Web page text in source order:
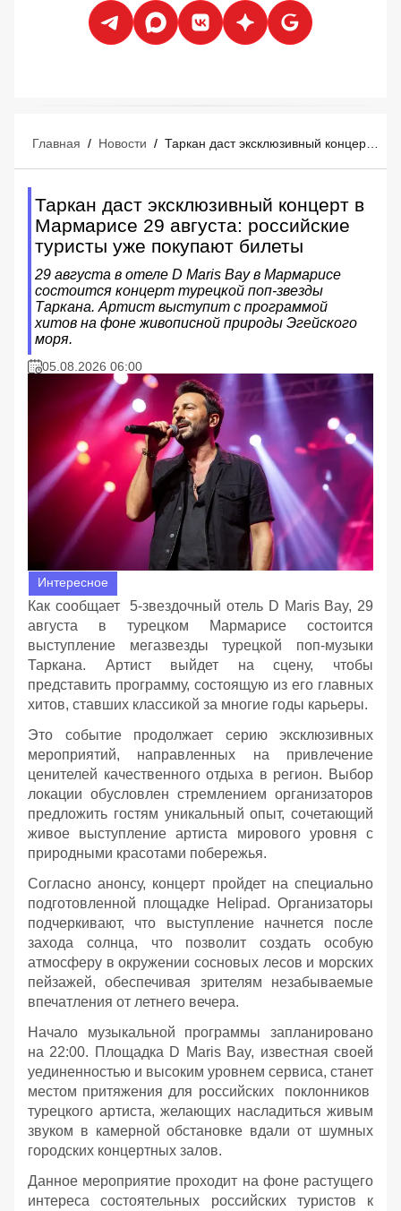
Главная / Новости /
Таркан даст эксклюзивный концерт в
Мармарисе 29 августа: российские
туристы уже покупают билеты
29 августа в отеле D Maris Bay в Мармарисе
состоится концерт турецкой поп-звезды
Таркана. Артист выступит с программой
хитов на фоне живописной природы Эгейского
моря.
05.08.2026 06:00
Интересное
Как сообщает 5-звездочный отель D Maris Bay, 29
августа в турецком Мармарисе состоится
выступление мегазвезды турецкой поп-музыки
Таркана. Артист выйдет на сцену, чтобы
представить программу, состоящую из его главных
хитов, ставших классикой за многие годы карьеры.
Это событие продолжает серию эксклюзивных
мероприятий, направленных на привлечение
ценителей качественного отдыха в регион. Выбор
локации обусловлен стремлением организаторов
предложить гостям уникальный опыт, сочетающий
живое выступление артиста мирового уровня с
природными красотами побережья.
Согласно анонсу, концерт пройдет на специально
подготовленной площадке Helipad. Организаторы
подчеркивают, что выступление начнется после
захода солнца, что позволит создать особую
атмосферу в окружении сосновых лесов и морских
пейзажей, обеспечивая зрителям незабываемые
впечатления от летнего вечера.
Начало музыкальной программы запланировано
на 22:00. Площадка D Maris Bay, известная своей
уединенностью и высоким уровнем сервиса, станет
местом притяжения для российских поклонников
турецкого артиста, желающих насладиться живым
звуком в камерной обстановке вдали от шумных
городских концертных залов.
Данное мероприятие проходит на фоне растущего
интереса состоятельных российских туристов к